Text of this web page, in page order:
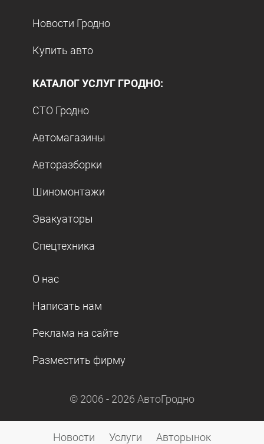
Новости Гродно
Купить авто
КАТАЛОГ УСЛУГ ГРОДНО:
СТО Гродно
Автомагазины
Авторазборки
Шиномонтажи
Эвакуаторы
Спецтехника
О нас
Написать нам
Реклама на сайте
Разместить фирму
© 2006 - 2026 АвтоГродно
Новости Услуги Авторынок